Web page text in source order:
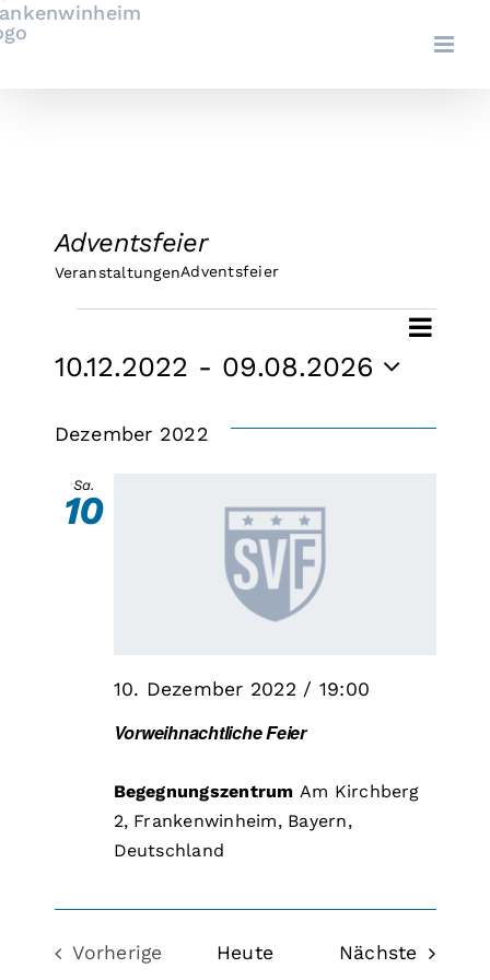
Zum
Inhalt
Adventsfeier
VeranstaltungenAdventsfeier
Veranstaltungen
Suche
Liste
10.12.2022 - 09.08.2026
wählen.
Dezember 2022
Sa.
10
Vorweihnachtliche Feier
10. Dezember 2022 / 19:00
Begegnungszentrum Am Kirchberg
2, Frankenwinheim, Bayern,
Deutschland
Vorherige
Heute Nächste